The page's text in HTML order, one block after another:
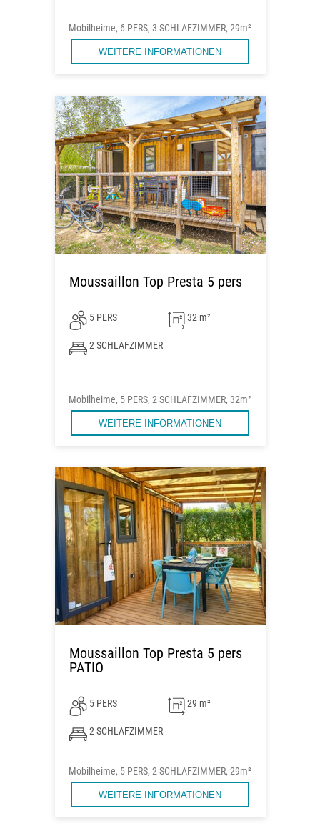
Mobilheime, 6 PERS, 3 SCHLAFZIMMER, 29m²
WEITERE INFORMATIONEN
Moussaillon Top Presta 5 pers
5 PERS 32 m²
2 SCHLAFZIMMER
Mobilheime, 5 PERS, 2 SCHLAFZIMMER, 32m²
WEITERE INFORMATIONEN
Moussaillon Top Presta 5 pers
PATIO
5 PERS 29 m²
2 SCHLAFZIMMER
Mobilheime, 5 PERS, 2 SCHLAFZIMMER, 29m²
WEITERE INFORMATIONEN